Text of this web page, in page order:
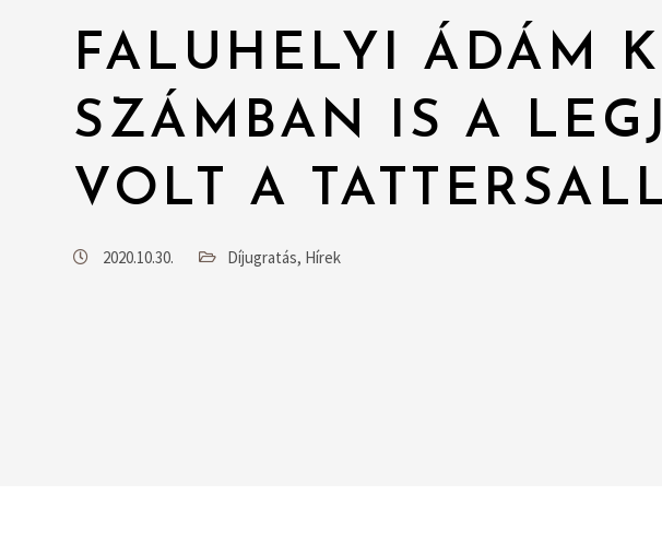
FALUHELYI ÁDÁM
SZÁMBAN IS A
VOLT A
2020.10.30. Díjugratás, Hírek